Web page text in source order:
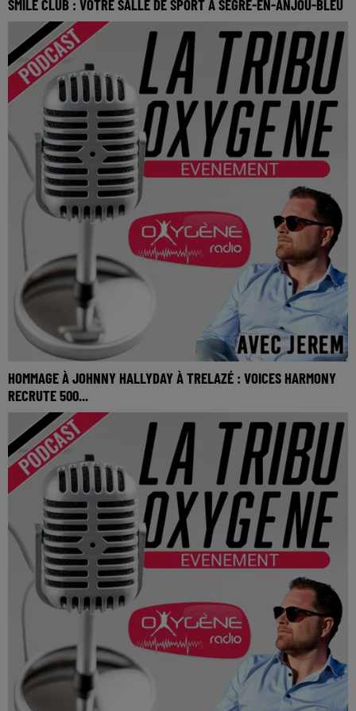
SMILE CLUB : VOTRE SALLE DE SPORT À SEGRÉ-EN-ANJOU-BLEU
Smile Club : Votre salle de sport à Segré-en-Anjou-Bleu
HOMMAGE À JOHNNY HALLYDAY À TRELAZÉ : VOICES HARMONY
RECRUTE 500...
Le Spectacle aura lieu à l'Arena Loire le vendredi 21 mai
2027.